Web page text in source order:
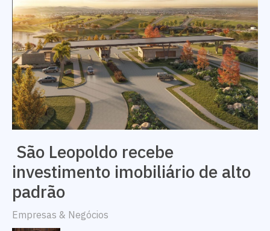
São Leopoldo recebe
investimento imobiliário de alto
padrão
Empresas & Negócios